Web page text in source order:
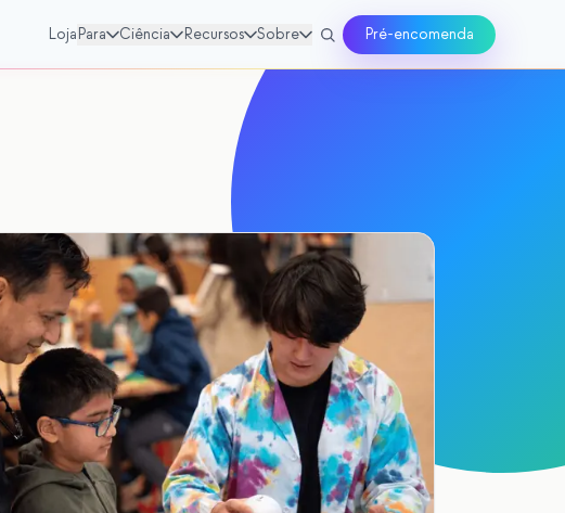
Loja Para Ciência Recursos Sobre Pré-encomenda